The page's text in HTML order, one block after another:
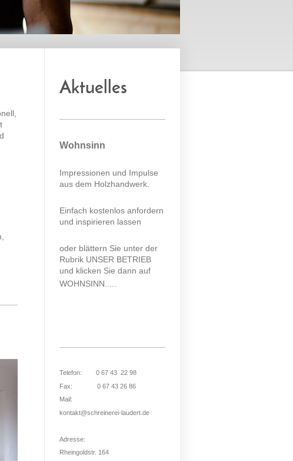
Aktuelles
Wohnsinn
Impressionen und Impulse
aus dem Holzhandwerk.
Einfach kostenlos anfordern
und inspirieren lassen
oder blättern Sie unter der
Rubrik UNSER BETRIEB
und klicken Sie dann auf
WOHNSINN.....
Telefon: 0 67 43 22 98
Fax: 0 67 43 26 86
Mail:
kontakt@schreinerei-laudert.de
Adresse:
Rheingoldstr. 164